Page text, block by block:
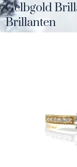
Gelbgold
Brillanten